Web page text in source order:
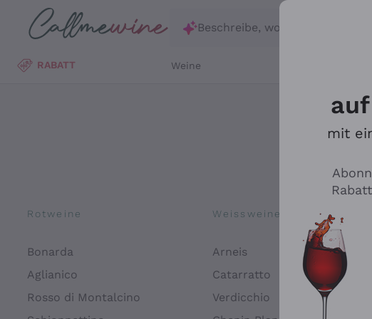
Zum Hauptinhalt springen
Beschreibe, wonach du suchst
RABATT Weine
Rotweine
Bonarda
Aglianico
Rosso di Montalcino
Weissweine
Arneis
Catarratto
Verdicchio
mit